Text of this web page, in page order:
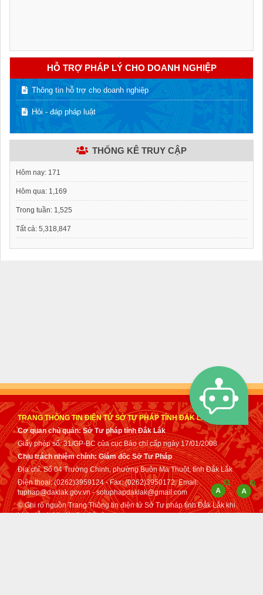
HỖ TRỢ PHÁP LÝ CHO DOANH NGHIỆP
Thông tin hỗ trợ cho doanh nghiệp
Hỏi - đáp pháp luật
THỐNG KÊ TRUY CẬP
Hôm nay: 171
Hôm qua: 1,169
Trong tuần: 1,525
Tất cả: 5,318,847
TRANG THÔNG TIN ĐIỆN TỬ SỞ TƯ PHÁP TỈNH ĐẮK LẮK
Cơ quan chủ quản: Sở Tư pháp tỉnh Đắk Lắk
Giấy phép số: 31/GP-BC của cục Báo chí cấp ngày 17/01/2008
Chịu trách nhiệm chính: Giám đốc Sở Tư Pháp
Địa chỉ: Số 04 Trường Chinh, phường Buôn Ma Thuột, tỉnh Đắk Lắk
Điện thoại: (0262)3959124 - Fax: (0262)3950172. Email:
tuphap@daklak.gov.vn - sotuphapdaklak@gmail.com
© Ghi rõ nguồn Trang Thông tin điện tử Sở Tư pháp tỉnh Đắk Lắk khi
trích dẫn lại tin từ địa chỉ này.